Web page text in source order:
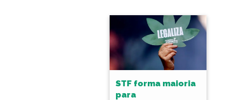
STF forma maioria
para